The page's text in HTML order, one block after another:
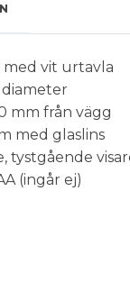
med vit urtavla
mm från vägg
med glaslins
tystgående
(ingår ej)